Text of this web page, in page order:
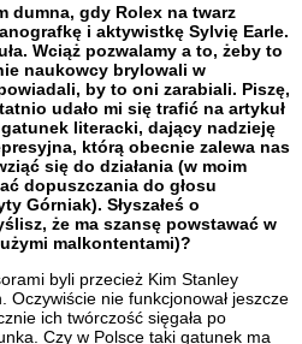
dumna, gdy Rolex na twarz
i aktywistkę Sylvię Earle.
Wciąż pozwalamy a to, żeby to
naukowcy brylowali w
by to oni zarabiali. Piszę,
udało mi się trafić na artykuł
gatunek literacki, dający nadzieję
którą obecnie zalewa nas
się do działania (w moim
dopuszczania do głosu
Górniak). Słyszałeś o
że ma szansę powstawać w
malkontentami)?
byli przecież Kim Stanley
Oczywiście nie funkcjonował jeszcze
ich twórczość sięgała po
Czy w Polsce taki gatunek ma